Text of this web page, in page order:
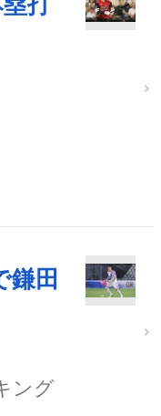
鎌田
ング